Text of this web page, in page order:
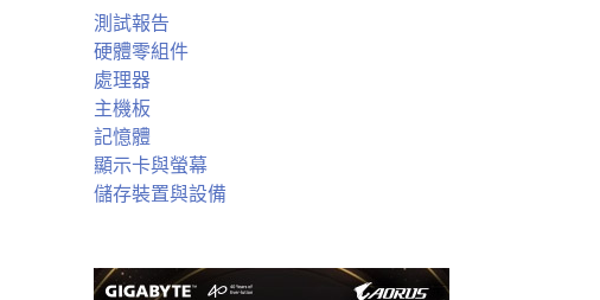
測試報告
硬體零組件
處理器
主機板
記憶體
顯示卡與螢幕
儲存裝置與設備